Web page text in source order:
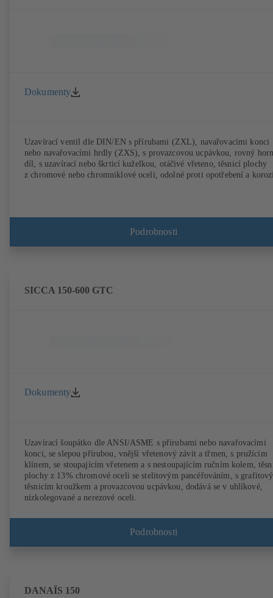
Dokumenty
Uzavírací ventil dle DIN/EN s přírubami (ZXL), navařovacími konci
nebo navařovacími hrdly (ZXS), s provazcovou ucpávkou, rovný
díl, s uzavírací nebo škrticí kuželkou, otáčivé vřeteno, těsnicí plochy
z chromové nebo chromniklové oceli, odolné proti opotřebení a
Podrobnosti
SICCA 150-600 GTC
Dokumenty
Uzavírací šoupátko dle ANSI/ASME s přírubami nebo navařovacími
konci, se slepou přírubou, vnější vřetenový závit a třmen, s pružícím
klínem, se stoupajícím vřetenem a s nestoupajícím ručním kolem,
plochy z 13% chromové oceli se stelitovým pancéřováním, s
těsnicím kroužkem a provazcovou ucpávkou, dodává se v uhlíkové,
nízkolegované a nerezové oceli.
Podrobnosti
DANAÏS 150